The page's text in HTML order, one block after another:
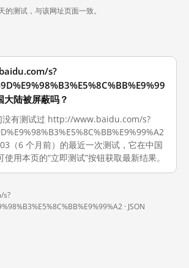
的测试，与该网址页面一致。
s?
陆被屏蔽吗？
没有测试过 http://www.baidu.com/s?
（6 个月前）的最近一次测试，它在中国
用本页的“立即测试”按钮获取最新结果。
s?
· JSON